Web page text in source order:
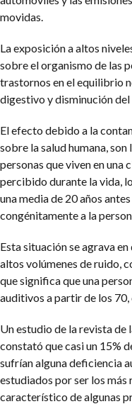
movidas.
La exposición a altos
sobre el organismo de las
trastornos en el equilibrio
digestivo y disminución
El efecto debido a la
sobre la salud humana,
personas que viven en una
percibido durante la vida,
una media de 20 años
congénitamente a la
Esta situación se agrava
altos volúmenes de ruido,
que significa que una
auditivos a partir de los 70,
Un estudio de la revista
constató que casi un 15%
sufrían alguna deficiencia
estudiados por ser los
característico de algunas